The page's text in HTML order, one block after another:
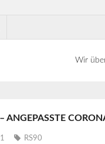
Wir
ANGEPASSTE
RS90